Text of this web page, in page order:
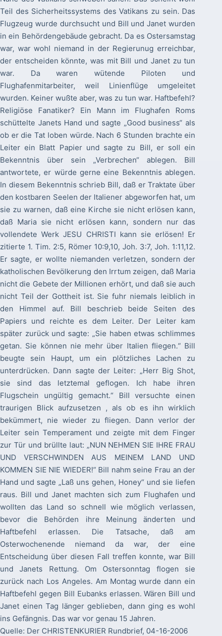
Teil des Sicherheitssystems des Vatikans zu sein. Das
Flugzeug wurde durchsucht und Bill und Janet wurden
in ein Behördengebäude gebracht. Da es Ostersamstag
war, war wohl niemand in der Regierunug erreichbar,
der entscheiden könnte, was mit Bill und Janet zu tun
war. Da waren wütende Piloten und
Flughafenmitarbeiter, weil Linienflüge umgeleitet
wurden. Keiner wußte aber, was zu tun war. Haftbefehl?
Religiöse Fanatiker? Ein Mann im Flughafen Roms
schüttelte Janets Hand und sagte „Good business“ als
ob er die Tat loben würde. Nach 6 Stunden brachte ein
Leiter ein Blatt Papier und sagte zu Bill, er soll ein
Bekenntnis über sein „Verbrechen“ ablegen. Bill
antwortete, er würde gerne eine Bekenntnis ablegen.
In diesem Bekenntnis schrieb Bill, daß er Traktate über
den kostbaren Seelen der Italiener abgeworfen hat, um
sie zu warnen, daß eine Kirche sie nicht erlösen kann,
daß Maria sie nicht erlösen kann, sondern nur das
vollendete Werk JESU CHRISTI kann sie erlösen! Er
zitierte 1. Tim. 2:5, Römer 10:9,10, Joh. 3:7, Joh. 1:11,12.
Er sagte, er wollte niemanden verletzen, sondern der
katholischen Bevölkerung den Irrtum zeigen, daß Maria
nicht die Gebete der Millionen erhört, und daß sie auch
nicht Teil der Gottheit ist. Sie fuhr niemals leiblich in
den Himmel auf. Bill beschrieb beide Seiten des
Papiers und reichte es dem Leiter. Der Leiter kam
später zurück und sagte: „Sie haben etwas schlimmes
getan. Sie können nie mehr über Italien fliegen.“ Bill
beugte sein Haupt, um ein plötzliches Lachen zu
unterdrücken. Dann sagte der Leiter: „Herr Big Shot,
sie sind das letztemal geflogen. Ich habe ihren
Flugschein ungültig gemacht.“ Bill versuchte einen
traurigen Blick aufzusetzen , als ob es ihn wirklich
bekümmert, nie wieder zu fliegen. Dann verlor der
Leiter sein Temperament und zeigte mit dem Finger
zur Tür und brüllte laut: „NUN NEHMEN SIE IHRE FRAU
UND VERSCHWINDEN AUS MEINEM LAND UND
KOMMEN SIE NIE WIEDER!“ Bill nahm seine Frau an der
Hand und sagte „Laß uns gehen, Honey“ und sie liefen
raus. Bill und Janet machten sich zum Flughafen und
wollten das Land so schnell wie möglich verlassen,
bevor die Behörden ihre Meinung änderten und
Haftbefehl erlassen. Die Tatsache, daß am
Osterwochenende niemand da war, der eine
Entscheidung über diesen Fall treffen konnte, war Bill
und Janets Rettung. Om Ostersonntag flogen sie
zurück nach Los Angeles. Am Montag wurde dann ein
Haftbefehl gegen Bill Eubanks erlassen. Wären Bill und
Janet einen Tag länger geblieben, dann ging es wohl
ins Gefängnis. Das war vor genau 15 Jahren.
Quelle: Der CHRISTENKURIER Rundbrief, 04-16-2006